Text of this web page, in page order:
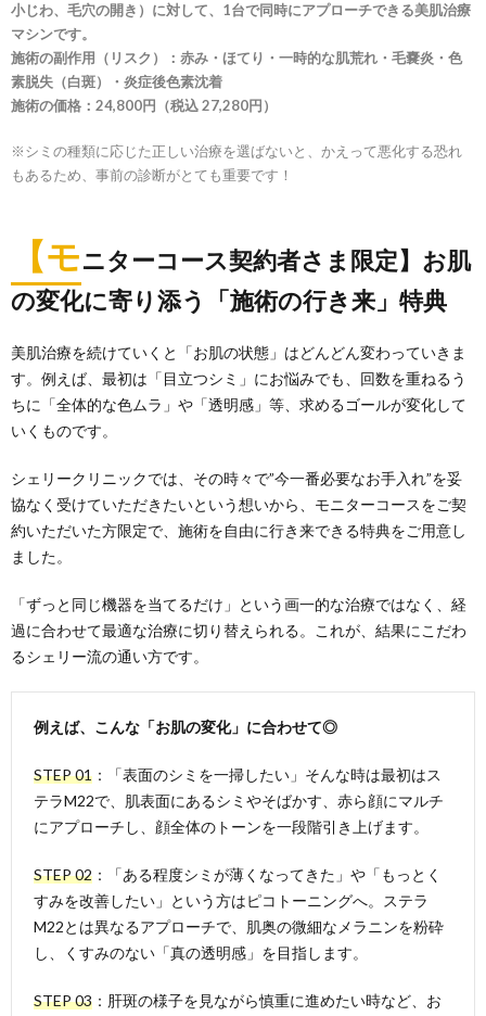
小じわ、毛穴の開き）に対して、1台で同時にアプローチできる美肌治療
マシンです。
施術の副作用（リスク）：赤み・ほてり・一時的な肌荒れ・毛嚢炎・色
素脱失（白斑）・炎症後色素沈着
施術の価格：24,800円（税込 27,280円）
※シミの種類に応じた正しい治療を選ばないと、かえって悪化する恐れ
もあるため、事前の診断がとても重要です！
【モニターコース契約者さま限定】お肌
の変化に寄り添う「施術の行き来」特典
美肌治療を続けていくと「お肌の状態」はどんどん変わっていきま
す。例えば、最初は「目立つシミ」にお悩みでも、回数を重ねるう
ちに「全体的な色ムラ」や「透明感」等、求めるゴールが変化して
いくものです。
シェリークリニックでは、その時々で”今一番必要なお手入れ”を妥
協なく受けていただきたいという想いから、モニターコースをご契
約いただいた方限定で、施術を自由に行き来できる特典をご用意し
ました。
「ずっと同じ機器を当てるだけ」という画一的な治療ではなく、経
過に合わせて最適な治療に切り替えられる。これが、結果にこだわ
るシェリー流の通い方です。
例えば、こんな「お肌の変化」に合わせて◎
STEP 01 ：「表面のシミを一掃したい」そんな時は最初はス
テラM22で、肌表面にあるシミやそばかす、赤ら顔にマルチ
にアプローチし、顔全体のトーンを一段階引き上げます。
STEP 02 ：「ある程度シミが薄くなってきた」や「もっとく
すみを改善したい」という方はピコトーニングへ。ステラ
M22とは異なるアプローチで、肌奥の微細なメラニンを粉砕
し、くすみのない「真の透明感」を目指します。
STEP 03 ：肝斑の様子を見ながら慎重に進めたい時など、お